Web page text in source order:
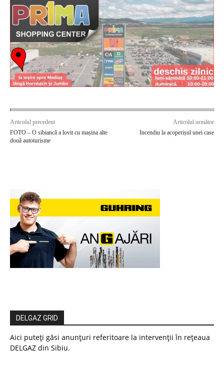
Articolul precedent
FOTO – O sibiancă a lovit cu mașina alte
două autoturisme
Articolul următor
Incendiu la acoperișul unei case
DELGAZ GRID
Aici puteți găsi anunțuri referitoare la intervenții în rețeaua
DELGAZ din Sibiu.